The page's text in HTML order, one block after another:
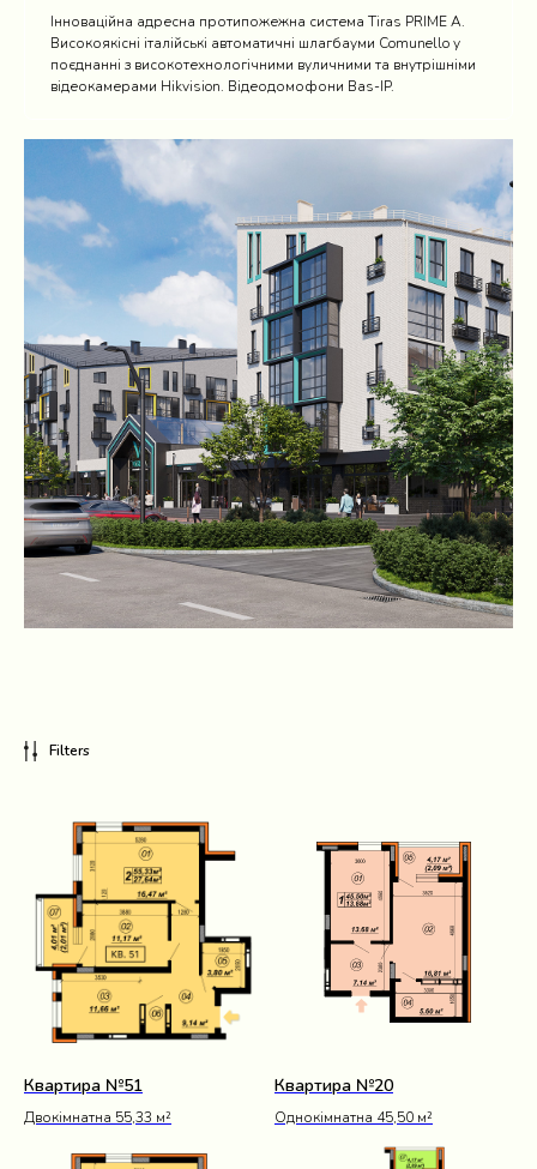
Інноваційна адресна протипожежна система Tiras PRIME A.
Високоякісні італійські автоматичні шлагбауми Comunello у
поєднанні з високотехнологічними вуличними та внутрішніми
відеокамерами Hikvision. Відеодомофони Bas-IP.
Filters
Квартира №51
Двокімнатна 55,33 м²
Квартира №20
Однокімнатна 45,50 м²